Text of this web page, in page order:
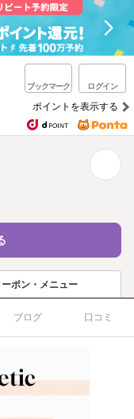
ブックマーク ログイン
ポイントを表示する
ーポン・メニュー
ブログ 口コミ